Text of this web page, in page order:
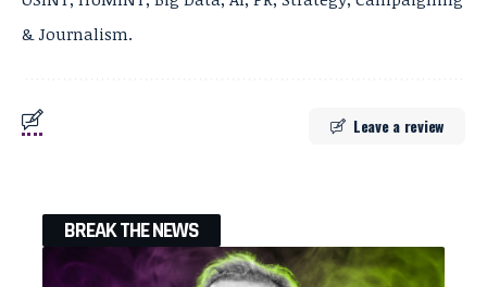
& Journalism.
Leave a review
BREAK THE NEWS